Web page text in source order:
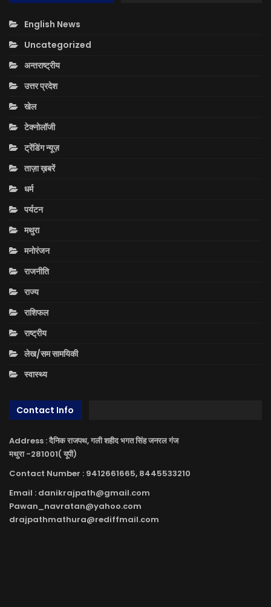
English News
Uncategorized
अन्तराष्ट्रीय
उत्तर प्रदेश
खेल
टेक्नोलॉजी
ट्रेंडिंग न्यूज़
ताज़ा ख़बरें
धर्म
पर्यटन
मथुरा
मनोरंजन
राजनीति
राज्य
राशिफल
राष्ट्रीय
लेख/सम सामयिकी
स्वास्थ्य
Contact Info
Address : दैनिक राजपथ, गली शहीद भगत सिंह जनरल गंज
मथुरा -281001( यूपी)
Contact Number : 9412661665, 8445533210
Email : danikrajpath@gmail.com
Pawan_navratan@yahoo.com
drajpathmathura@rediffmail.com